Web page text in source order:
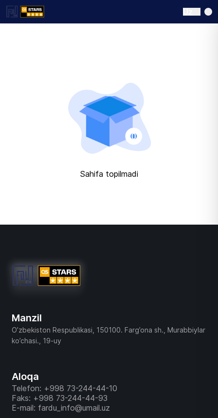
Sahifa topilmadi
Manzil
O’zbekiston Respublikasi, 150100. Farg’ona sh., Murabbiylar
ko’chasi., 19-uy
Aloqa
Telefon: +998 73-244-44-10
Faks: +998 73-244-44-93
E-mail: fardu_info@umail.uz